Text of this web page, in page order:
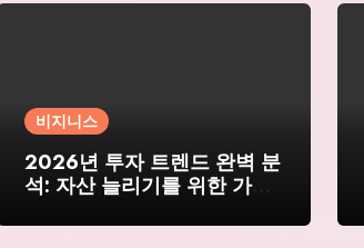
비지니스
2026년 투자 트렌드 완벽 분
석: 자산 늘리기를 위한 가이